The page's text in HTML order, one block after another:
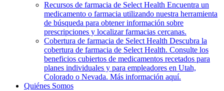
Recursos de farmacia de Select Health Encuentra un
medicamento o farmacia utilizando nuestra herramienta
de búsqueda para obtener información sobre
prescripciones y localizar farmacias cercanas.
Cobertura de farmacia de Select Health Descubra la
cobertura de farmacia de Select Health. Consulte los
beneficios cubiertos de medicamentos recetados para
planes individuales y para empleadores en Utah,
Colorado o Nevada. Más información aquí.
Quiénes Somos